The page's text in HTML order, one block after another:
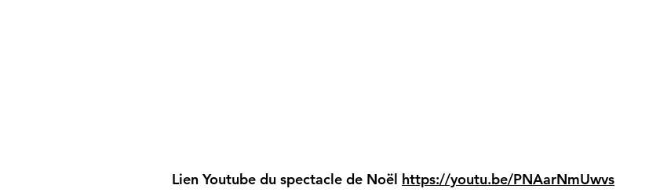
Lien Youtube du spectacle de Noël https://youtu.be/PNAarNmUwvs